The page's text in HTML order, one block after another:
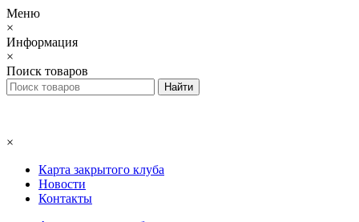
Меню
×
Информация
×
Поиск товаров
×
Карта закрытого клуба
Новости
Контакты